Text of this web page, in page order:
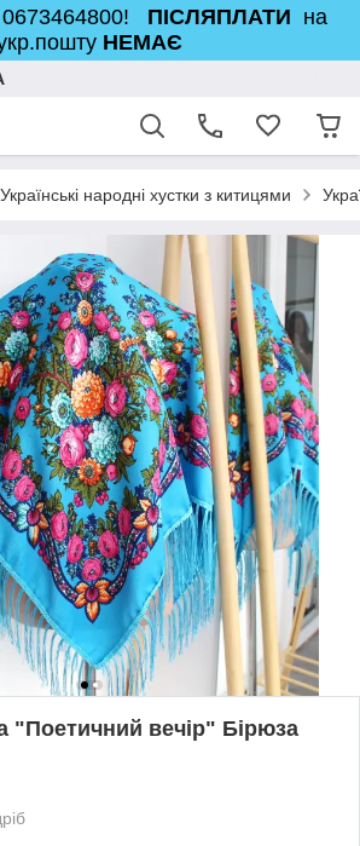
ПІСЛЯПЛАТИ на
НЕМАЄ
Українські народні хустки з китицями
"Поетичний вечір" Бірюза